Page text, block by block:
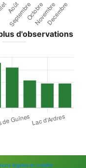
d'observations
légales et crédits